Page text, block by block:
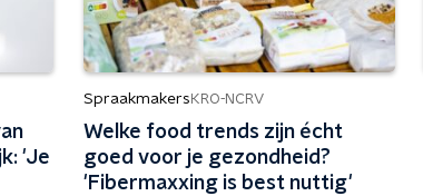
'Je
Spraakmakers KRO-NCRV
Welke food trends zijn écht
goed voor je gezondheid?
'Fibermaxxing is best nuttig'